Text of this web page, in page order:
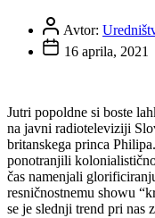
Avtor:
16 aprila, 2021
Jutri popoldne si boste
na javni radioteleviziji
britanskega princa
ponotranjili
čas namenjali
resničnostnemu showu
se je slednji trend pri nas